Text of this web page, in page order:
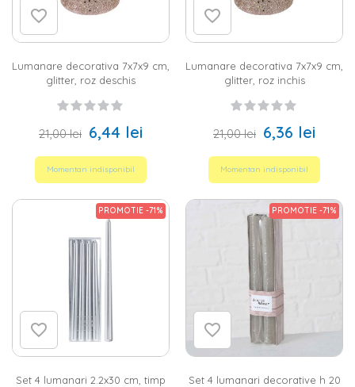
preferate. Descopera-le pe toate!
Lumanare decorativa 7x7x9 cm,
glitter, roz deschis
21,00 lei 6,44 lei
Momentan indisponibil
Lumanare decorativa 7x7x9 cm,
glitter, roz inchis
21,00 lei 6,36 lei
Momentan indisponibil
PROMOTIE -71%
Set 4 lumanari 2.2x30 cm, timp
PROMOTIE -71%
Set 4 lumanari decorative h 20